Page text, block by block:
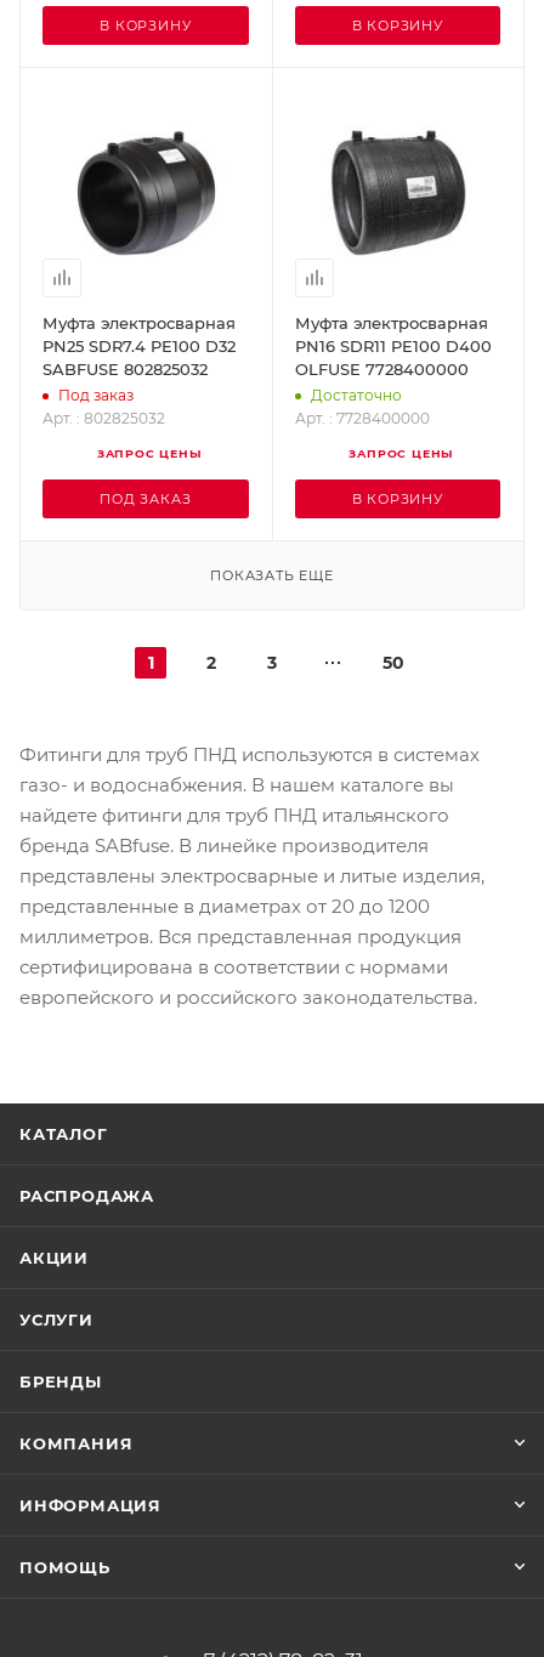
В КОРЗИНУ В КОРЗИНУ
Муфта электросварная
PN25 SDR7.4 PE100 D32
SABFUSE 802825032
Под заказ
Арт. : 802825032
ЗАПРОС ЦЕНЫ
ПОД ЗАКАЗ
Муфта электросварная
PN16 SDR11 PE100 D400
OLFUSE 7728400000
Достаточно
Арт. : 7728400000
ЗАПРОС ЦЕНЫ
В КОРЗИНУ
ПОКАЗАТЬ ЕЩЕ
1 2 3 50
Фитинги для труб ПНД используются в системах
газо- и водоснабжения. В нашем каталоге вы
найдете фитинги для труб ПНД итальянского
бренда SABfuse. В линейке производителя
представлены электросварные и литые изделия,
представленные в диаметрах от 20 до 1200
миллиметров. Вся представленная продукция
сертифицирована в соответствии с нормами
европейского и российского законодательства.
КАТАЛОГ
РАСПРОДАЖА
АКЦИИ
УСЛУГИ
БРЕНДЫ
КОМПАНИЯ
ИНФОРМАЦИЯ
ПОМОЩЬ